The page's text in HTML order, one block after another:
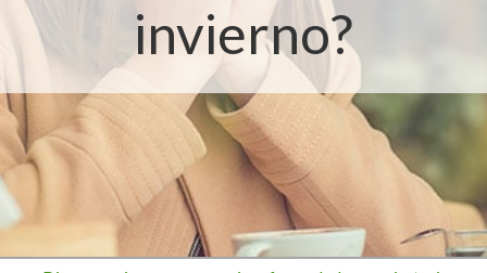
invierno?